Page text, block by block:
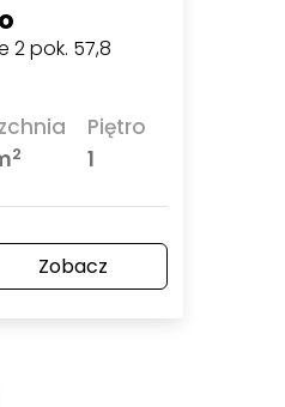
2 pok. 57,8
2
Piętro
1
Zobacz